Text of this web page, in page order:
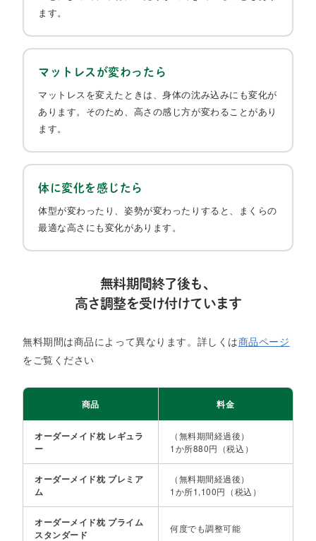
ます。​
マットレスが変わったら
マットレスを変えたときは、身体の沈み込みにも変化が
あります。そのため、高さの感じ方が変わることがあり
ます。​
​体に変化を感じたら
体型が変わったり、姿勢が変わったりすると、まくらの
最適な高さにも変化があります。​
無料期間終了後も、
高さ調整を受け付けています
無料期間は商品によって異なります。詳しくは商品ページ
をご覧ください​
商品 料金
オーダーメイド枕 レギュラ
ー​
（無料期間経過後）
1か所880円（税込）​
オーダーメイド枕 プレミア
ム​
（無料期間経過後）
1か所1,100円（税込）​
オーダーメイド枕 プライム
スタンダード
何度でも調整可能